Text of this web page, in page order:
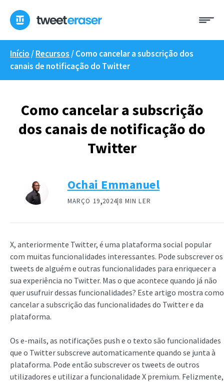
para
conteúdo
Início /Recursos /Como cancelar a subscrição dos
canais de notificação do Twitter
Como cancelar a subscrição
dos canais de notificação do
Twitter
Ochai Emmanuel
MARÇO 19,2024|8 MIN LER
X, anteriormente Twitter, é uma plataforma social popular
com muitas funcionalidades interessantes. Pode subscrever os
tweets de alguém e outras funcionalidades para enriquecer a
sua experiência no Twitter. Mas o que acontece quando já não
quer usufruir dessas funcionalidades? Este artigo mostra como
cancelar a subscrição das funcionalidades do Twitter e da
plataforma.
Os e-mails, as notificações push e o texto são funcionalidades
que o Twitter subscreve automaticamente quando se junta à
plataforma. Pode então subscrever os tweets de outros
utilizadores e utilizar a funcionalidade X premium. Felizmente,